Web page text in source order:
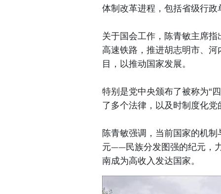
体制改革进程，包括省级行
关于国会工作，陈青敏主席
高速铁路，推进胡志明市、
目，以推动国家发展。
特别是党中央颁布了被称为“
了多个法律，以及时制度化党
陈青敏强调，当前国家的机
元——民族分发图强的纪元，
南成为高收入发达国家。